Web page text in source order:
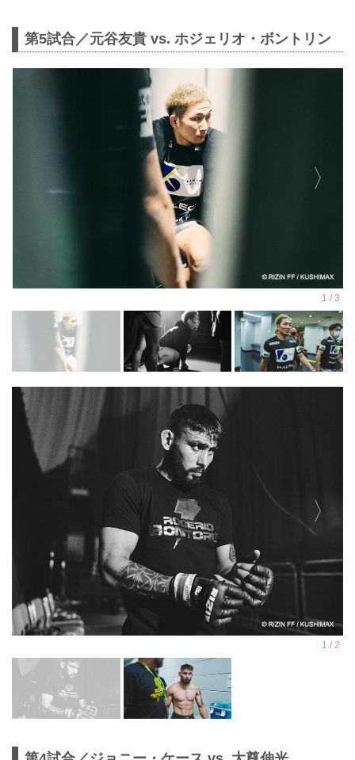
第5試合／元谷友貴 vs. ホジェリオ・ボントリン